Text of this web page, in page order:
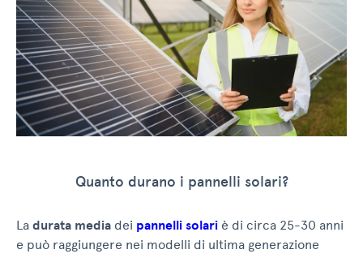
Quanto durano i pannelli solari?
La durata media dei pannelli solari è di circa 25-30 anni
e può raggiungere nei modelli di ultima generazione